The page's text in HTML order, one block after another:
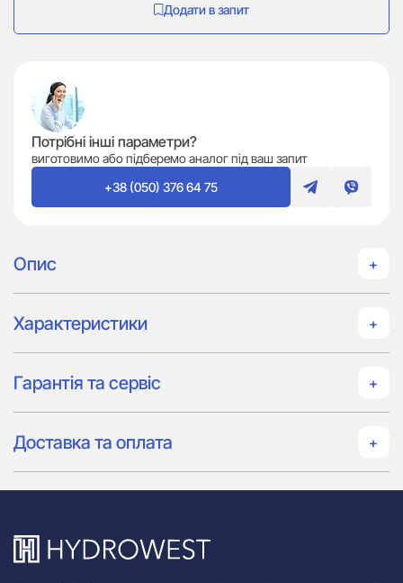
Додати в запит
Потрібні інші параметри?
виготовимо або підберемо аналог під ваш запит
+38 (050) 376 64 75
Опис
Характеристики
Гарантія та сервіс
Доставка та оплата